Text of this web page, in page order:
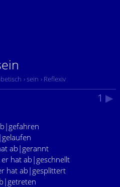
› sein › Reflexiv
1 ▶
ab|gerannt
er hat ab|geschnellt
hat ab|gesplittert